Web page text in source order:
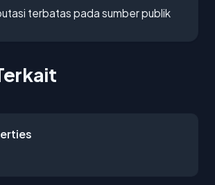
terbatas pada sumber publik